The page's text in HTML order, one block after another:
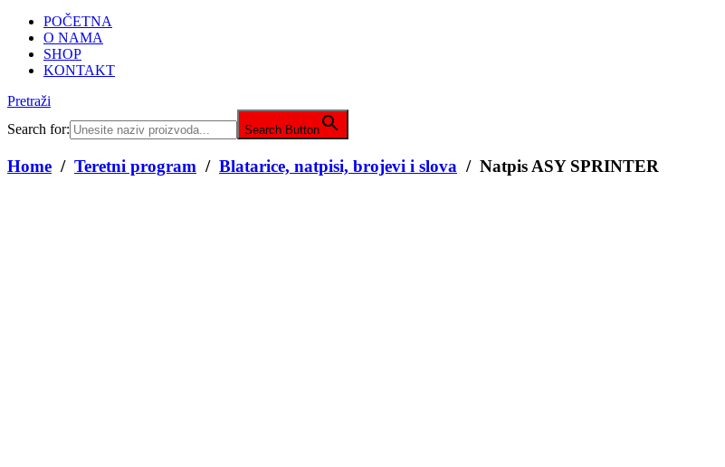
POČETNA
O NAMA
SHOP
KONTAKT
Pretraži
Search for:
Search Button
Home / Teretni program / Blatarice, natpisi, brojevi i slova / Natpis ASY SPRINTER